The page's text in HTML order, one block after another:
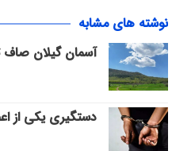
نوشته های مشابه
آسمان گیلان
دستگیری یکی از